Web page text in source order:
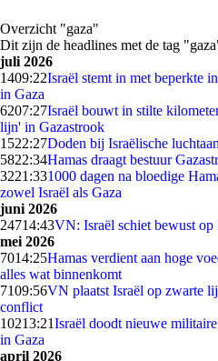
Overzicht "gaza"
Dit zijn de headlines met de tag
juli 2026
1409:22Israël stemt in met beperkte
in Gaza
6207:27Israël bouwt in stilte
lijn' in Gazastrook
1522:27Doden bij Israëlische
5822:34Hamas draagt bestuur
3221:331000 dagen na bloedige
zowel Israël als Gaza
juni 2026
24714:43VN: Israël schiet bewust op
mei 2026
7014:25Hamas verdient aan hoge
alles wat binnenkomt
7109:56VN plaatst Israël op zwarte
conflict
10213:21Israël doodt nieuwe
in Gaza
april 2026